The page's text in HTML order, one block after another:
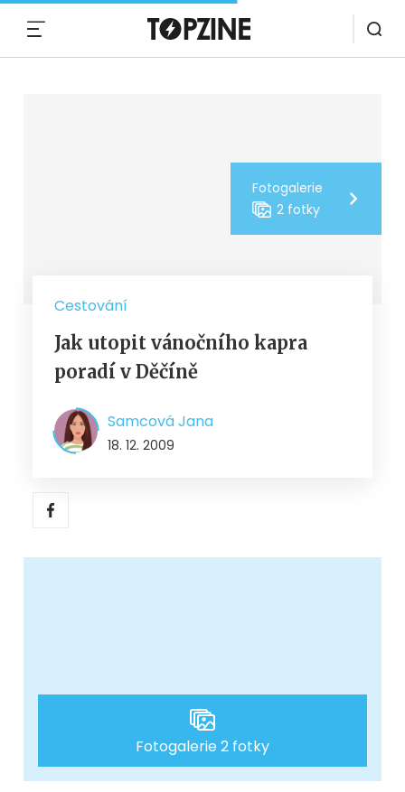
Fotogalerie
2 fotky
Cestování
Jak utopit vánočního kapra
poradí v Děčíně
Samcová Jana
18. 12. 2009
Fotogalerie 2 fotky